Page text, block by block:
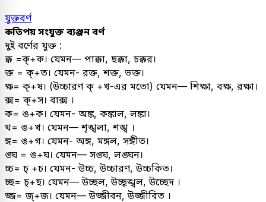
যুক্তবর্ণ
কতিপয় সংযুক্ত ব্যঞ্জন বর্ণ
দুই বর্ণের যুক্ত :
ক্ক =ক্‌+ক। যেমন— পাক্কা, ছক্কা, চক্কর।
ক্ত = ক্+ত। যেমন- রক্ত, শক্ত, ভক্ত।
ক্ষ= ক্+ষ। (উচ্চারণ ক্ +খ-এর মতো) যেমন— শিক্ষা, বক্ষ, রক্ষা।
ক্স= ক্‌+স। বাক্স ।
ক= ঙ+ক। যেমন- অঙ্ক, কঙ্কাল, লঙ্কা।
থ= ঙ+খ। যেমন— শৃঙ্খলা, শঙ্খ ।
ঙ্গ= ঙ+গ। যেমন- অঙ্গ, মঙ্গল, সঙ্গীত।
ঙ্ঘ = ঙ+ঘ। যেমন— সঙ্ঘ, লঙ্ঘন।
চ্চ= চ্ +চ। যেমন- উচ্চ, উচ্চারণ, উচ্চকিত।
চ্ছ= চ্+ছ। যেমন— উচ্ছল, উচ্ছৃঙ্খল, উচ্ছেদ ।
জ্জ= জ্+জ। যেমন— উজ্জীবন, উজ্জীবিত ।